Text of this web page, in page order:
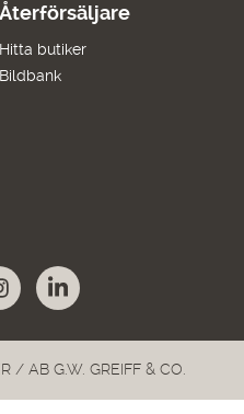
Återförsäljare
Hitta butiker
Bildbank
/ AB G.W. GREIFF & CO.